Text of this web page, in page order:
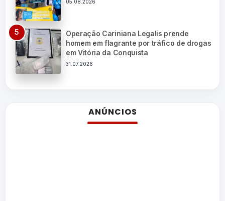
05.08.2026
Operação Cariniana Legalis prende
homem em flagrante por tráfico de drogas
em Vitória da Conquista
31.07.2026
ANÚNCIOS